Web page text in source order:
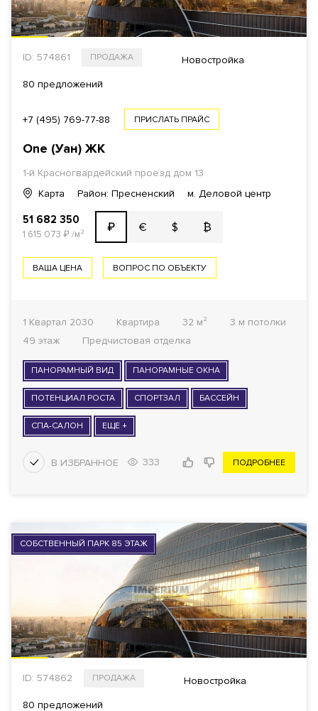
ID: 574861 ПРОДАЖА Новостройка
80 предложений
+7 (495) 769-77-88 ПРИСЛАТЬ ПРАЙС
One (Уан) ЖК
1-й Красногвардейский проезд дом 13
Карта
Район: Пресненский м. Деловой центр
51 682 350
1 615 073 ₽/м² ₽ € $ ₿
ВАША ЦЕНА ВОПРОС ПО ОБЪЕКТУ
1 Квартал 2030 Квартира 32 м²
3 м потолки
49 этаж
Предчистовая отделка
ПАНОРАМНЫЙ ВИД ПАНОРАМНЫЕ ОКНА
ПОТЕНЦИАЛ РОСТА СПОРТЗАЛ БАССЕЙН
СПА-САЛОН ЕЩЕ +
333 ПОДРОБНЕЕ
СОБСТВЕННЫЙ ПАРК 85 ЭТАЖ
ID: 574862 ПРОДАЖА Новостройка
80 предложений